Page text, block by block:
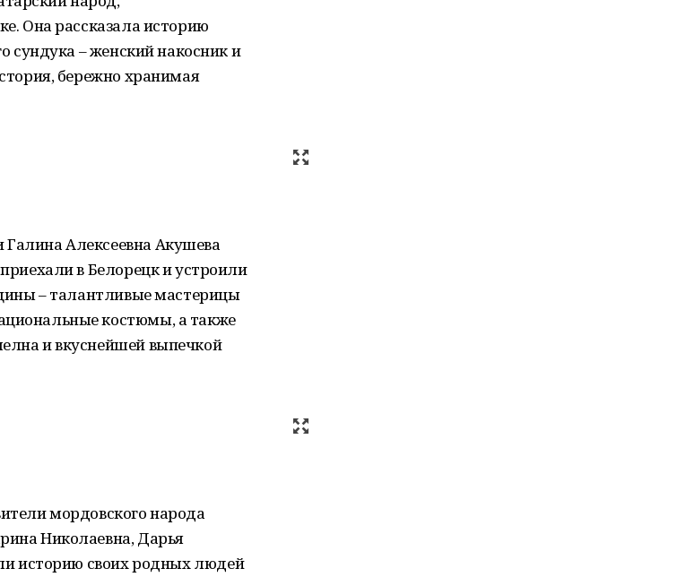
Она рассказала историю
сундука – женский накосник и
бережно хранимая
Алексеевна Акушева
в Белорецк и устроили
– талантливые мастерицы
костюмы, а также
и вкуснейшей выпечкой
мордовского народа
Николаевна, Дарья
историю своих родных людей